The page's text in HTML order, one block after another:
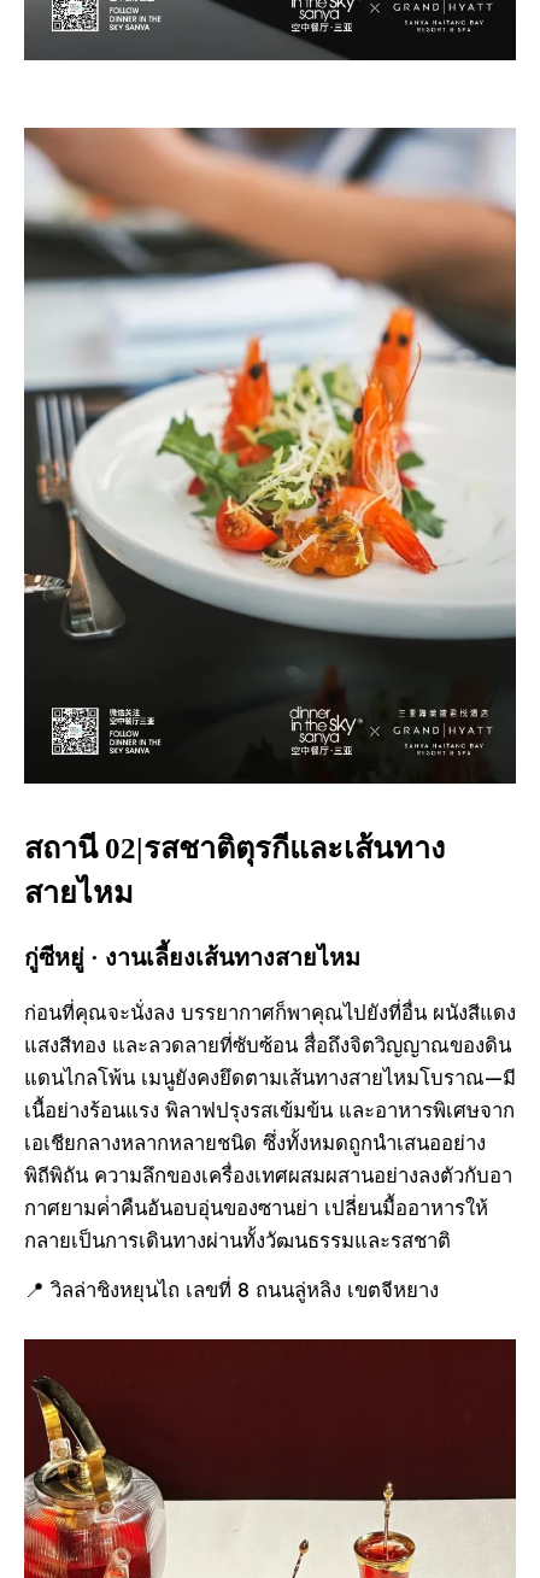
สถานี 02|รสชาติตุรกีและเส้นทาง
สายไหม
กู่ซีหยู่ · งานเลี้ยงเส้นทางสายไหม
ก่อนที่คุณจะนั่งลง บรรยากาศก็พาคุณไปยังที่อื่น ผนังสีแดง
แสงสีทอง และลวดลายที่ซับซ้อน สื่อถึงจิตวิญญาณของดิน
แดนไกลโพ้น เมนูยังคงยึดตามเส้นทางสายไหมโบราณ—มี
เนื้อย่างร้อนแรง พิลาฟปรุงรสเข้มข้น และอาหารพิเศษจาก
เอเชียกลางหลากหลายชนิด ซึ่งทั้งหมดถูกนําเสนออย่าง
พิถีพิถัน ความลึกของเครื่องเทศผสมผสานอย่างลงตัวกับอา
กาศยามค่ําคืนอันอบอุ่นของซานย่า เปลี่ยนมื้ออาหารให้
กลายเป็นการเดินทางผ่านทั้งวัฒนธรรมและรสชาติ
📍 วิลล่าชิงหยุนไถ เลขที่ 8 ถนนลู่หลิง เขตจีหยาง